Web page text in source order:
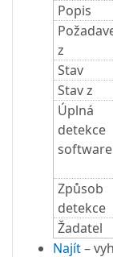
Popis
z
Stav
Stav z
Úplná
detekce
software
Způsob
detekce
Žadatel
Najít–